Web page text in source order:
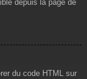
depuis la page de
du code HTML sur